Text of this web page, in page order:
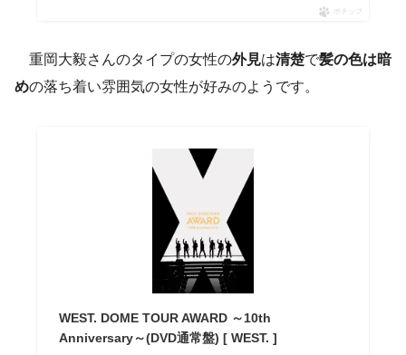
ポチップ
重岡大毅さんのタイプの女性の外見は清楚で髪の色は暗
めの落ち着い雰囲気の女性が好みのようです。
WEST. DOME TOUR AWARD ～10th
Anniversary～(DVD通常盤) [ WEST. ]